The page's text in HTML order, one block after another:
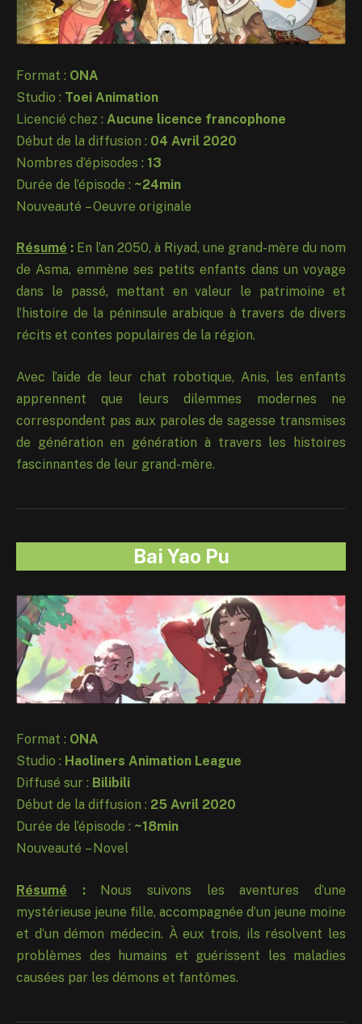
Format : ONA
Studio : Toei Animation
Licencié chez : Aucune licence francophone
Début de la diffusion : 04 Avril 2020
Nombres d’épisodes : 13
Durée de l’épisode : ~24min
Nouveauté – Oeuvre originale
Résumé : En l’an 2050, à Riyad, une grand-mère du nom
de Asma, emmène ses petits enfants dans un voyage
dans le passé, mettant en valeur le patrimoine et
l’histoire de la péninsule arabique à travers de divers
récits et contes populaires de la région.
Avec l’aide de leur chat robotique, Anis, les enfants
apprennent que leurs dilemmes modernes ne
correspondent pas aux paroles de sagesse transmises
de génération en génération à travers les histoires
fascinnantes de leur grand-mère.
Bai Yao Pu
Format : ONA
Studio : Haoliners Animation League
Diffusé sur : Bilibili
Début de la diffusion : 25 Avril 2020
Durée de l’épisode : ~18min
Nouveauté – Novel
Résumé :Nous suivons les aventures d’une
mystérieuse jeune fille, accompagnée d’un jeune moine
et d’un démon médecin. À eux trois, ils résolvent les
problèmes des humains et guérissent les maladies
causées par les démons et fantômes.